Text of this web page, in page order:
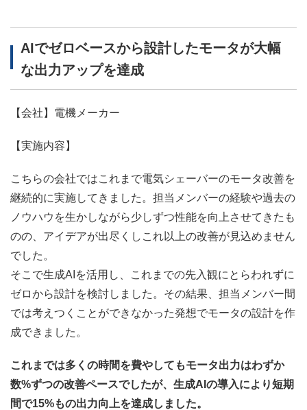
AIでゼロベースから設計したモータが大幅
な出力アップを達成
【会社】電機メーカー
【実施内容】
こちらの会社ではこれまで電気シェーバーのモータ改善を
継続的に実施してきました。担当メンバーの経験や過去の
ノウハウを生かしながら少しずつ性能を向上させてきたも
のの、アイデアが出尽くしこれ以上の改善が見込めません
でした。
そこで生成AIを活用し、これまでの先入観にとらわれずに
ゼロから設計を検討しました。その結果、担当メンバー間
では考えつくことができなかった発想でモータの設計を作
成できました。
これまでは多くの時間を費やしてもモータ出力はわずか
数%ずつの改善ペースでしたが、生成AIの導入により短期
間で15%もの出力向上を達成しました。